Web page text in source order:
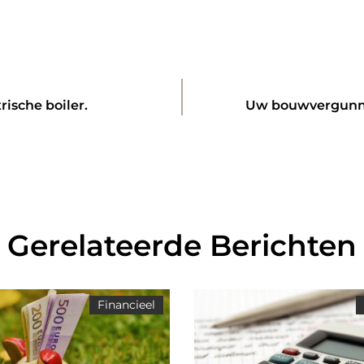
boiler. Uw
Gerelateerde Berichten
Financieel